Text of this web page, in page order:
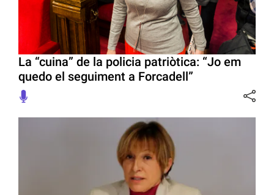
La “cuina” de la policia patriòtica: “Jo em
quedo el seguiment a Forcadell”